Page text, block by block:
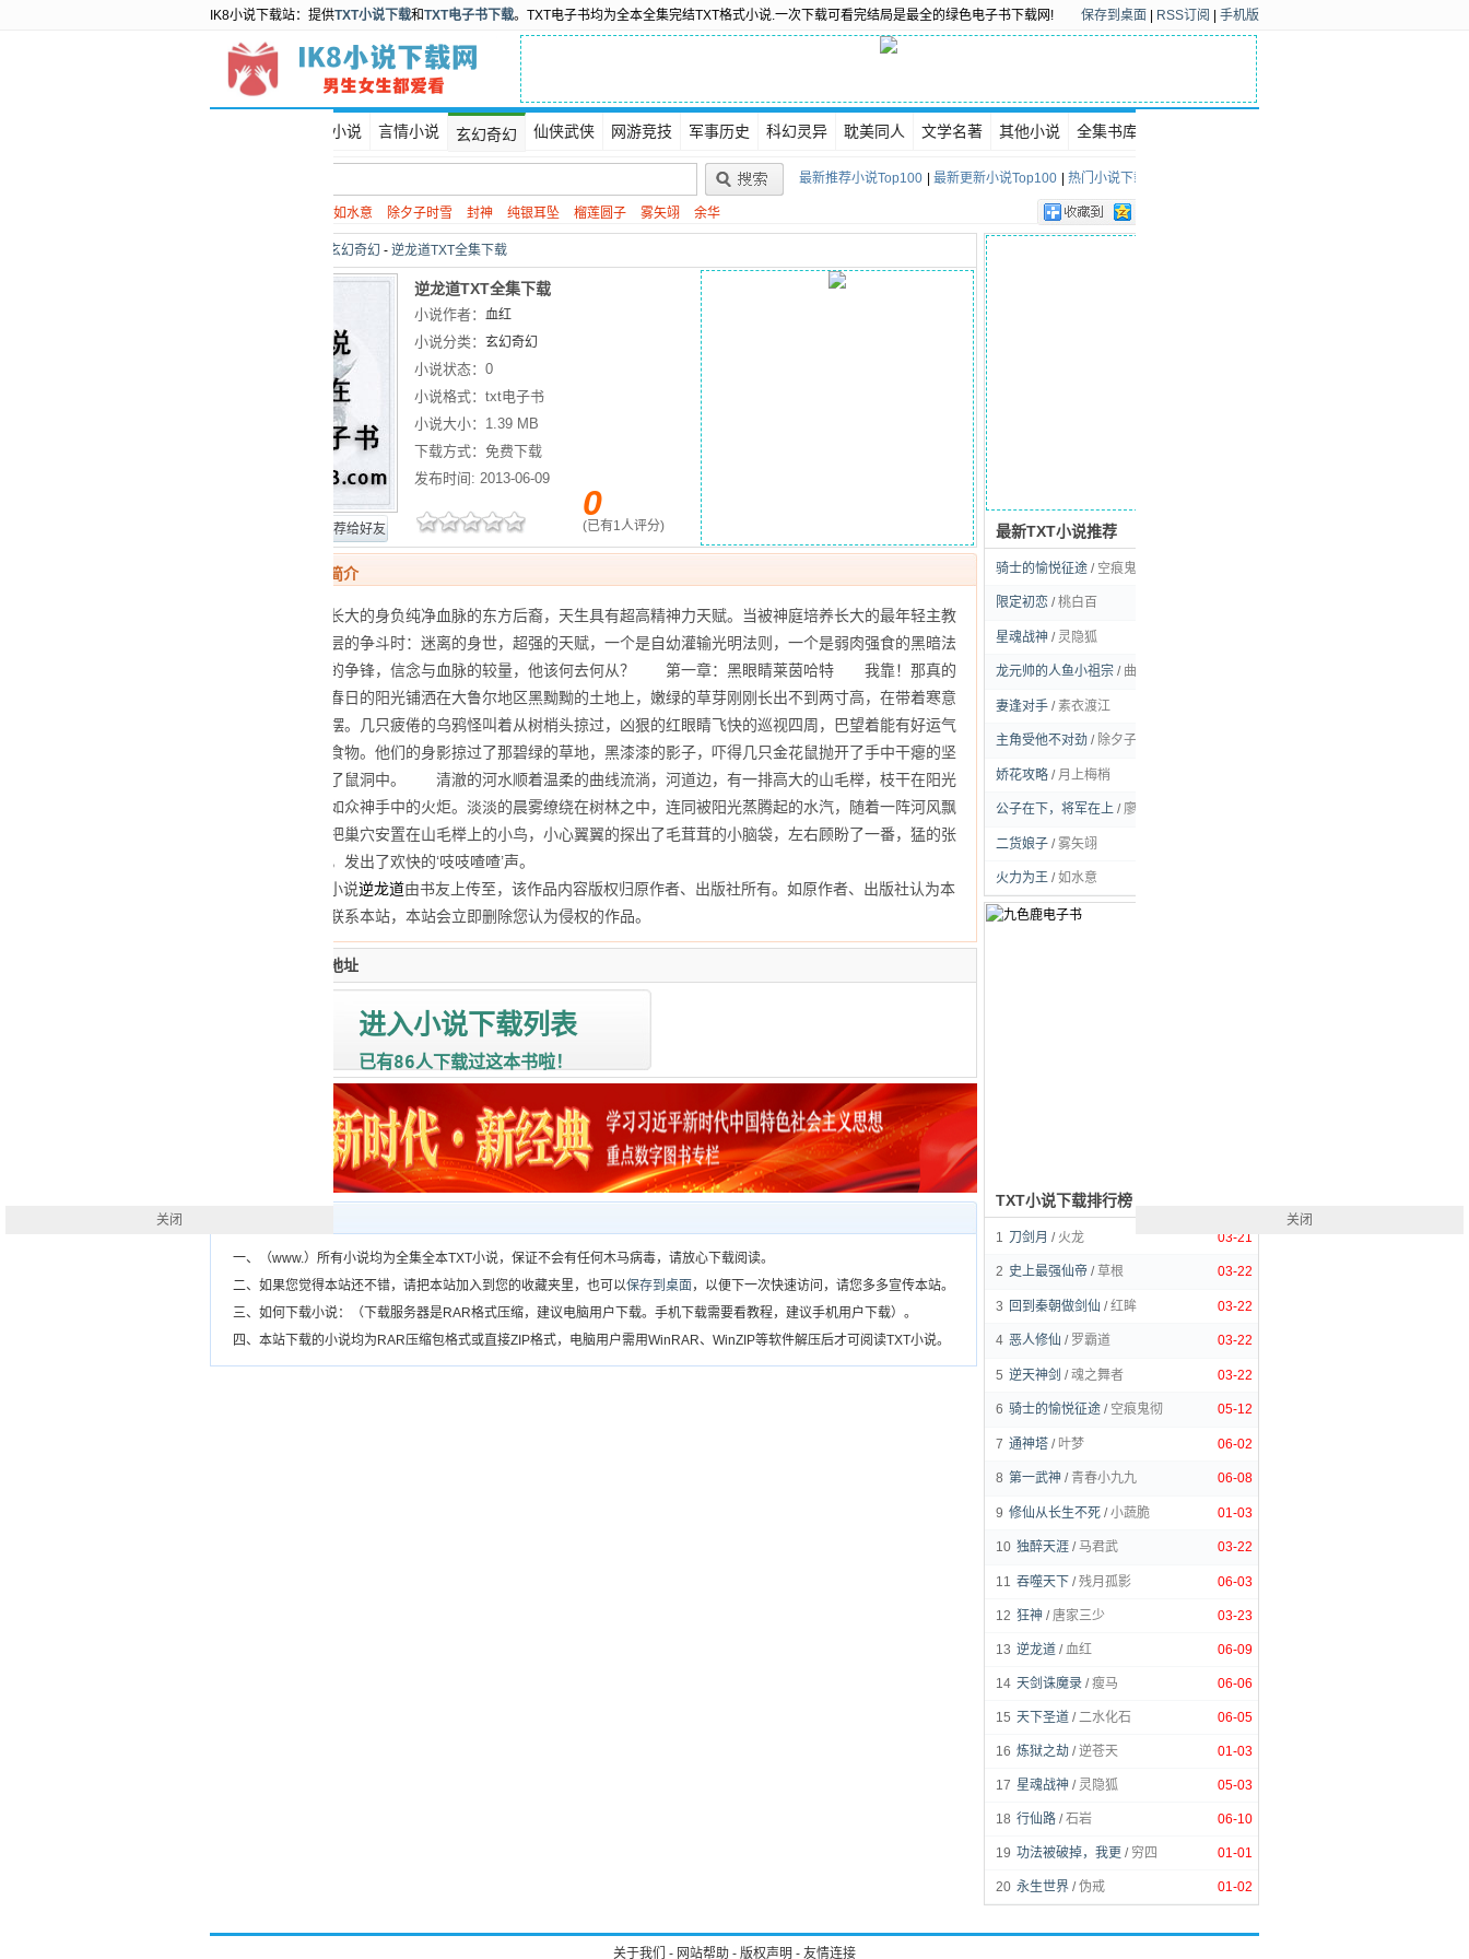
IK8小说下载站：提供TXT小说下载和TXT电子书下载。TXT电子书均为全本全集完结TXT格式小说.一次下载可看完结局是最全的绿色电子书下载网! 保存到桌面 RSS订阅 手机版
都市小说 言情小说 玄幻奇幻 仙侠武侠 网游竞技 军事历史 科幻灵异 耽美同人 文学名著 其他小说 全集书库
最新推荐小说Top100 最新更新小说Top100 热门小说下载Top100
如水意 除夕子时雪 封神 纯银耳坠 榴莲圆子 雾矢翊 余华
玄幻奇幻 - 逆龙道TXT全集下载
推荐给好友
逆龙道TXT全集下载
小说作者： 血红
小说分类： 玄幻奇幻
小说状态： 0
小说格式： txt电子书
小说大小： 1.39 MB
下载方式： 免费下载
发布时间: 2013-06-09
0
(已有1人评分) 最新TXT小说推荐
骑士的愉悦征途 / 空痕鬼彻
限定初恋 /桃白百
星魂战神 / 灵隐狐
龙元帅的人鱼小祖宗 / 曲流逸
妻逢对手 /素衣渡江
主角受他不对劲 / 除夕子时雪
娇花攻略 / 月上梅梢
公子在下，将军在上 /廖虫虫姑娘
二货娘子 /雾矢翊
火力为王 /如水意
逆龙道TXT下载简介
自幼在修道院里长大的身负纯净血脉的东方后裔，天生具有超高精神力天赋。当被神庭培养长大的最年轻主教
卷入了异能界高层的争斗时：迷离的身世，超强的天赋，一个是自幼灌输光明法则，一个是弱肉强食的黑暗法
则，黑暗与光明的争锋，信念与血脉的较量，他该何去何从？ 第一章：黑眼睛莱茵哈特 我靠！那真的
太不幸了！ 春日的阳光铺洒在大鲁尔地区黑黝黝的土地上，嫩绿的草芽刚刚长出不到两寸高，在带着寒意
的风中轻轻的摇摆。几只疲倦的乌鸦怪叫着从树梢头掠过，凶狠的红眼睛飞快的巡视四周，巴望着能有好运气
找到一些果腹的食物。他们的身影掠过了那碧绿的草地，黑漆漆的影子，吓得几只金花鼠抛开了手中干瘪的坚
果，仓惶的逃进了鼠洞中。 清澈的河水顺着温柔的曲线流淌，河道边，有一排高大的山毛榉，枝干在阳光
下熠熠发光，有如众神手中的火炬。淡淡的晨雾缭绕在树林之中，连同被阳光蒸腾起的水汽，随着一阵河风飘
散了开去。几只把巢穴安置在山毛榉上的小鸟，小心翼翼的探出了毛茸茸的小脑袋，左右顾盼了一番，猛的张
开翅膀飞了起来，发出了欢快的‘吱吱喳喳’声。
声明：全集TXT小说逆龙道由书友上传至，该作品内容版权归原作者、出版社所有。如原作者、出版社认为本
站行为侵权，请联系本站，本站会立即删除您认为侵权的作品。
逆龙道TXT下载地址
进入小说下载列表
已有86人下载过这本书啦！
一、（www.）所有小说均为全集全本TXT小说，保证不会有任何木马病毒，请放心下载阅读。
二、如果您觉得本站还不错，请把本站加入到您的收藏夹里，也可以保存到桌面 ，以便下一次快速访问，请您多多宣传本站。
三、如何下载小说：（下载服务器是RAR格式压缩，建议电脑用户下载。手机下载需要看教程，建议手机用户下载）。
四、本站下载的小说均为RAR压缩包格式或直接ZIP格式，电脑用户需用WinRAR、WinZIP等软件解压后才可阅读TXT小说。
TXT小说下载排行榜
03-21
1 刀剑月 / 火龙
03-22
2 史上最强仙帝 /草根
03-22
3 回到秦朝做剑仙 /红眸
03-22
4 恶人修仙 / 罗霸道
03-22
5 逆天神剑 /魂之舞者
05-12
6 骑士的愉悦征途 / 空痕鬼彻
06-02
7 通神塔 / 叶梦
06-08
8 第一武神 /青春小九九
01-03
9 修仙从长生不死 /小蔬脆
03-22
10 独醉天涯 /马君武
06-03
11 吞噬天下 /残月孤影
03-23
12 狂神 /唐家三少
06-09
13 逆龙道 /血红
06-06
14 天剑诛魔录 /瘦马
06-05
15 天下圣道 /二水化石
01-03
16 炼狱之劫 /逆苍天
05-03
17 星魂战神 / 灵隐狐
06-10
18 行仙路 /石岩
01-01
19 功法被破掉，我更 / 穷四
01-02
20 永生世界 /伪戒
关于我们 - 网站帮助 - 版权声明 - 友情连接
关闭 关闭